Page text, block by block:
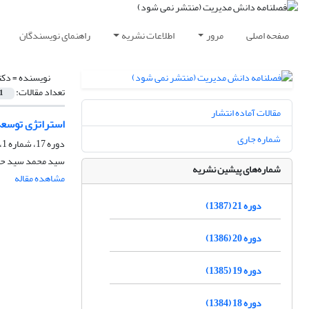
صفحه اصلی مرور اطلاعات نشریه راهنمای نویسندگان
نویسنده =
تعداد مقالات: 1
استراتژی
دوره 17، شماره 1، بهار 1383
سید محمد سید
مشاهده مقاله
مقالات آماده انتشار
شماره جاری
شماره‌های پیشین نشریه
دوره 21 (1387)
دوره 20 (1386)
دوره 19 (1385)
دوره 18 (1384)